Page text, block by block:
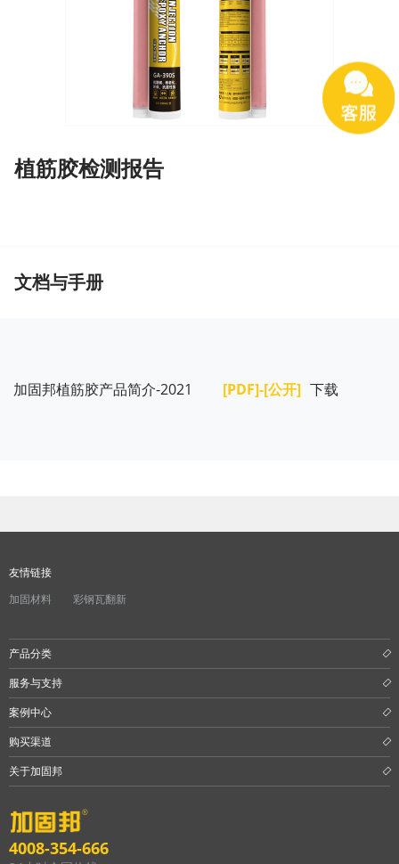
植筋胶检测报告
文档与手册
加固邦植筋胶产品简介-2021 [PDF]-[公开] 下载
友情链接
加固材料
彩钢瓦翻新
产品分类
服务与支持
案例中心
购买渠道
关于加固邦
4008-354-666